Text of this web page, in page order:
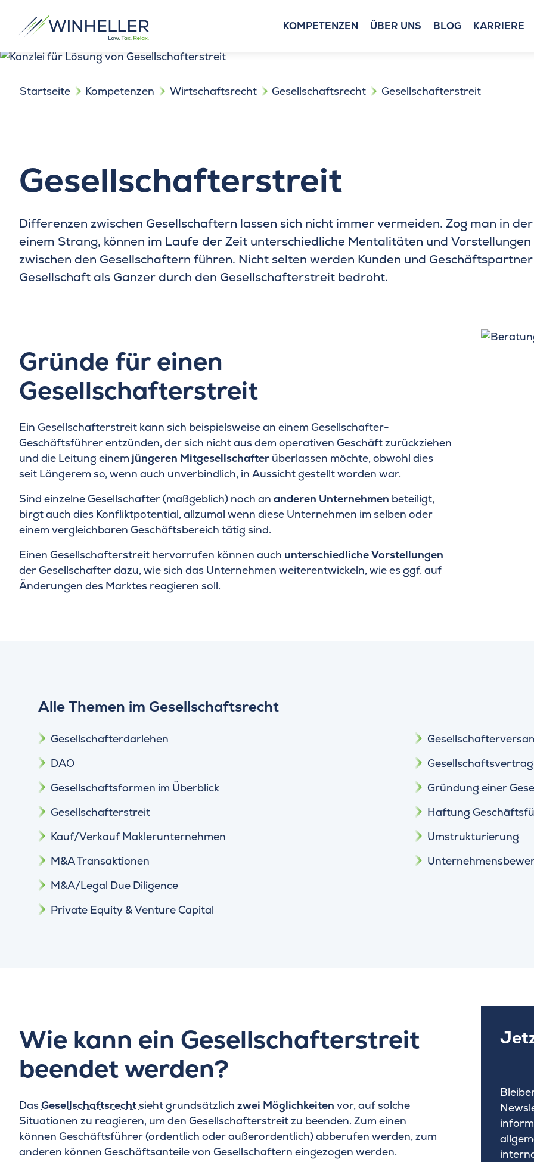
KOMPETENZEN ÜBER UNS BLOG KARRIERE
Startseite Kompetenzen Wirtschaftsrecht Gesellschaftsrecht Gesellschafterstreit
Gesellschafterstreit
Differenzen zwischen Gesellschaftern lassen sich nicht immer vermeiden. Zog man in
einem Strang, können im Laufe der Zeit unterschiedliche Mentalitäten und
zwischen den Gesellschaftern führen. Nicht selten werden Kunden und
Gesellschaft als Ganzer durch den Gesellschafterstreit bedroht.
Gründe für einen
Gesellschafterstreit
Ein Gesellschafterstreit kann sich beispielsweise an einem Gesellschafter-
Geschäftsführer entzünden, der sich nicht aus dem operativen Geschäft zurückziehen
und die Leitung einem jüngeren Mitgesellschafter überlassen möchte, obwohl dies
seit Längerem so, wenn auch unverbindlich, in Aussicht gestellt worden war.
Sind einzelne Gesellschafter (maßgeblich) noch an anderen Unternehmen beteiligt,
birgt auch dies Konfliktpotential, allzumal wenn diese Unternehmen im selben oder
einem vergleichbaren Geschäftsbereich tätig sind.
Einen Gesellschafterstreit hervorrufen können auch unterschiedliche Vorstellungen
der Gesellschafter dazu, wie sich das Unternehmen weiterentwickeln, wie es ggf. auf
Änderungen des Marktes reagieren soll.
Alle Themen im Gesellschaftsrecht
Gesellschafterdarlehen
DAO
Gesellschaftsformen im Überblick
Gesellschafterstreit
Gesellschaftsvertrag
Gründung einer
Haftung
Kauf/Verkauf Maklerunternehmen
M&A Transaktionen
M&A/Legal Due Diligence
Private Equity & Venture Capital
Umstrukturierung
Wie kann ein Gesellschafterstreit
beendet werden?
DasGesellschaftsrechtsieht grundsätzlich zwei Möglichkeiten vor, auf solche
Situationen zu reagieren, um den Gesellschafterstreit zu beenden. Zum einen
können Geschäftsführer (ordentlich oder außerordentlich) abberufen werden, zum
anderen können Geschäftsanteile von Gesellschaftern eingezogen werden.